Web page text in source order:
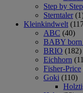
Step by Step
Sterntaler
Kleinkindwelt
ABC (40)
BABY
BRIO (182)
Eichhorn
Fisher-Price
Goki (110)